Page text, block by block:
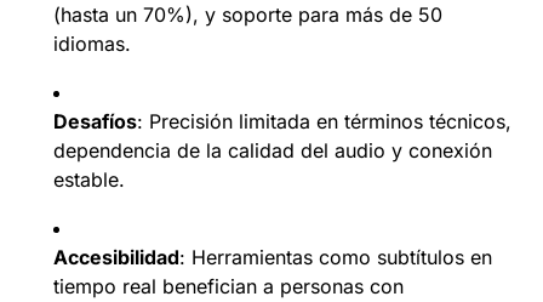
(hasta un 70%), y soporte para más de 50
idiomas.
Desafíos: Precisión limitada en términos técnicos,
dependencia de la calidad del audio y conexión
estable.
Accesibilidad: Herramientas como subtítulos en
tiempo real benefician a personas con